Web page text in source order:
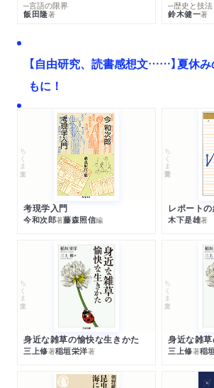
─言語の限界
飯田隆著
─歴史と技法
鈴木健一著
【自由研究、読書感想文……】夏休
もに！
ちくま文庫
考現学入門
今和次郎著藤森照信編
ちくま学芸文庫
レポート
木下是雄著
ちくま文庫
身近な雑草の愉快な生きかた
三上修著稲垣栄洋著
ちくま文庫
身近な雑
三上修著稲